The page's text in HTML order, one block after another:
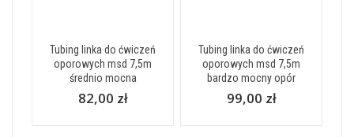
Tubing linka do ćwiczeń
oporowych msd 7,5m
średnio mocna
82,00 zł
Tubing linka do ćwiczeń
oporowych msd 7,5m
bardzo mocny opór
99,00 zł